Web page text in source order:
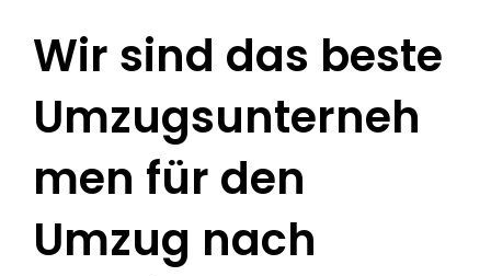
Wir sind das beste
Umzugsunterneh
men für den
Umzug nach